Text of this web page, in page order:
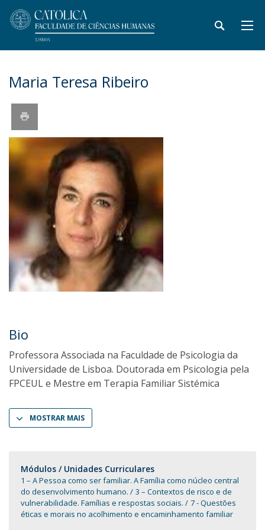
Maria Teresa Ribeiro
Bio
Professora Associada na Faculdade de Psicologia da
Universidade de Lisboa. Doutorada em Psicologia pela
FPCEUL e Mestre em Terapia Familiar Sistémica
MOSTRAR MAIS
Módulos / Unidades Curriculares
1 – A Pessoa como ser familiar. A Família como núcleo central
do desenvolvimento humano.
3 – Contextos de risco e de
vulnerabilidade. Famílias e respostas sociais.
7 - Questões
éticas e morais no acolhimento e encaminhamento familiar